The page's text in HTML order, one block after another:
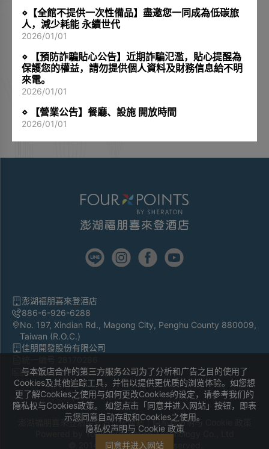
⋄【全館不提供一次性備品】盡邀您一同成為低碳旅
人，減少耗能 永續世代
2026/01/01
⋄ 【預防詐騙貼心公告】近期詐騙氾濫，貼心提醒為
保護您的權益，請勿提供個人資料及財務信息給不明
來電。
2026/01/01
⋄ 【營業公告】餐廳、設施 開放時間
2026/01/01
与本饭店合作的第三方服务公司为了分析和广告之目的使用了
Cookies及其他追踪工具，并借以提供更优质的浏览体验。如您想
更了解Cookies之使用与如何更改Cookies的设定，请参考我们的
隐私权与Cookies政策。 如您点击「同意并进入网站」按钮，即表
示您同意自动存取和Cookies之使用。
隐私权声明与 Cookie 政策
同意并进入网站
澎湖福朋喜來登酒店
886-6-926-6288
No. 197, Xindian Rd., Magong City, Penghu County 880009,
Taiwan (R.O.C.)
佳朋開發股份有限公司
旅宿登记证号 交觀宿字第1424號
澎湖福朋喜來登酒店官方订房网站｜隐私权声明与 Cookie 政策
Yotor Information Technology Co., Ltd
© 2014-2026 All Rights Reserved.